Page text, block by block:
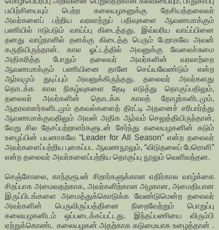
பயிற்சியையும் பெற்ற கலையழகனுக்கு தேசியத்தலைவர்
அவர்களைப் பற்றிய வரலாற்றுப் பதிவுகளை ஆவணமாக்கும்
பணியில் ஈடுபடும் வாய்ப்பு கிடைத்தது. இவ்வரிய வாய்ப்பினை
தனது வாழ்நாளில் தனக்கு கிடைத்த பெரும் பேறாகவே அவன்
கருதியிருந்தான். கால ஓட்டத்தில் அவனுக்கு வேலைச்சுமை
அதிகரித்த போதும் தலைவர் அவர்களின் வரலாற்றை
ஆவணமாக்கும் பணியினை தானே செய்யவேண்டும் என்ற
ஆர்வமும் துடிப்பும் அவனுக்கிருந்தது. தலைவர் அவர்களது
தொடக்க கால நிகழ்வுகளை தேடி எடுத்து தொகுப்பதிலும்,
தலைவர் அவர்களின் தொடக்க காலத் தோழர்களிடமும்,
ஆதரவாளர்களிடமும் தகவல்களைத் திரட்டி அதனைச் சரிபார்த்து
ஆவணமாக்குவதிலும் அவன் அதிக ஆர்வம் செலுத்தியிருந்தான்,
வேறு சில தேசப்பற்றாளர்களுடன் சேர்ந்து கலையழகனின் கடும்
உழைப்பின் பயனாகவே “Leader for All Season” என்ற தலைவர்
அவர்களைப்பற்றிய புகைப்பட ஆவணநூலும், “விடுதலைப் பேரொளி”
என்ற தலைவர் அவர்களைப்பற்றிய தொகுப்பு நூலும் வெளிவந்தன.
செஞ்சோலை, காந்தரூபன் சிறார்களுக்கான எதிர்கால வாழ்க்கை
சிறப்பாக அமைவதற்காக, அவர்களிற்கான அழகான, அமைதியான
இருப்பிடங்களை அமைத்துக்கொடுக்க வேண்டுமென்ற தலைவர்
அவர்களின் பெருவிருப்பத்தினை நிறைவேற்றும் பொறுப்பு
கலையழகனிடம் ஒப்படைக்கப்பட்டது. இந்தப்பணியை விரும்பி
ஏற்றுக்கொண்ட கலையழகன் அதற்காக கடுமையாக உழைத்தான் .